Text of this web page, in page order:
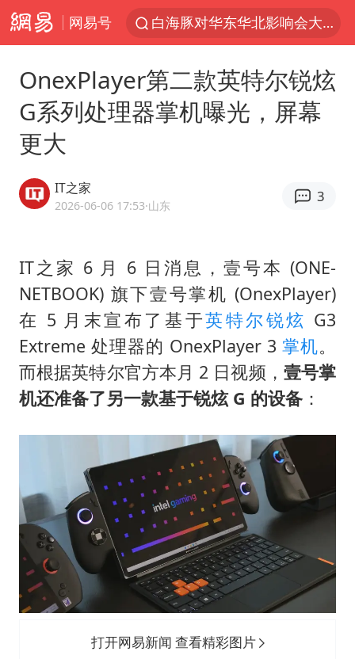
网易号
白海豚对华东华北影响会大于巴威
浙江省甬江发生2026年第1号洪水
白海豚北上或致京津冀暴雨
上门女婿出轨女邻居多年被判重婚罪
国足U17与阿森纳决赛取消 并列冠军
香港刷新1884年以来最高气温纪录
上海全力守护市民“菜篮子”
暑期研学游升温 在旅途中增长知识
宝妈给四胞胎取名平安喜乐
BLG经理辟谣Bin离队
OnexPlayer第二款英特尔锐炫
G系列处理器掌机曝光，屏幕
更大
IT之家
2026-06-06 17:53·山东
3
IT之家 6 月 6 日消息，壹号本 (ONE-
NETBOOK) 旗下壹号掌机 (OnexPlayer)
在 5 月末宣布了基于英特尔锐炫 G3
Extreme 处理器的 OnexPlayer 3掌机。
而根据英特尔官方本月 2 日视频， 壹号掌
机还准备了另一款基于锐炫 G 的设备：
打开网易新闻 查看精彩图片